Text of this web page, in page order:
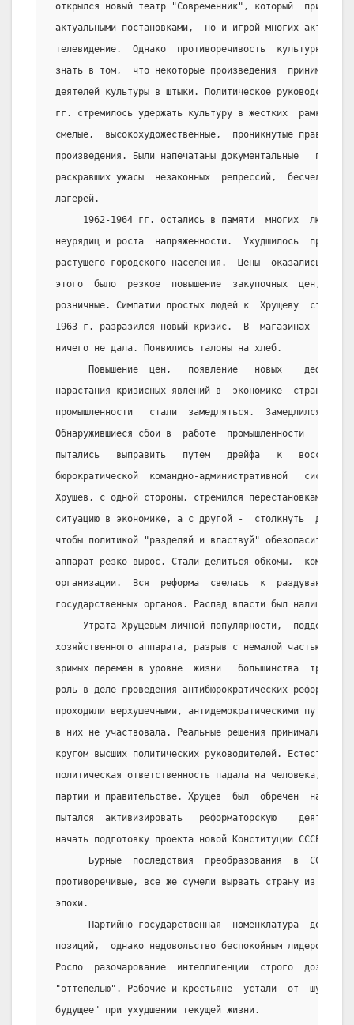
открылся новый театр "Современник", который  привлек
актуальными постановками,  но и игрой многих
телевидение.  Однако  противоречивость  культурной
знать в том,  что некоторые произведения
деятелей культуры в штыки. Политическое руководство
гг. стремилось удержать культуру в жестких  рамках.
смелые,  высокохудожественные,  проникнутые правдой
произведения. Были напечатаны документальные
раскравших ужасы  незаконных  репрессий,
лагерей.
1962-1964 гг. остались в памяти  многих  людей
неурядиц и роста  напряженности.  Ухудшилось
растущего городского населения.  Цены  оказались
этого  было  резкое  повышение  закупочных  цен,
розничные. Симпатии простых людей к  Хрущеву  стали
1963 г. разразился новый кризис.  В  магазинах
ничего не дала. Появились талоны на хлеб.
Повышение  цен,   появление   новых
нарастания кризисных явлений в  экономике  страны
промышленности   стали  замедляться.  Замедлился
Обнаружившиеся сбои в  работе  промышленности
пытались   выправить   путем   дрейфа   к
бюрократической  командно-административной
Хрущев, с одной стороны, стремился перестановками в
ситуацию в экономике, а с другой -  столкнуть  две
чтобы политикой "разделяй и властвуй" обезопасить
аппарат резко вырос. Стали делиться обкомы,
организации.  Вся  реформа  свелась  к  раздуванию
государственных органов. Распад власти был налицо.
Утрата Хрущевым личной популярности,  поддержки
хозяйственного аппарата, разрыв с немалой частью
зримых перемен в уровне  жизни   большинства
роль в деле проведения антибюрократических реформ.
проходили верхушечными, антидемократическими путями.
в них не участвовала. Реальные решения принимались
кругом высших политических руководителей.
политическая ответственность падала на человека,
партии и правительстве. Хрущев  был  обречен  на
пытался  активизировать   реформаторскую
начать подготовку проекта новой Конституции СССР.
Бурные  последствия  преобразования  в  СССР,
противоречивые, все же сумели вырвать страну из
эпохи.
Партийно-государственная  номенклатура
позиций,  однако недовольство беспокойным лидером в
Росло  разочарование  интеллигенции  строго
"оттепелью". Рабочие и крестьяне  устали  от  шумной
будущее" при ухудшении текущей жизни.